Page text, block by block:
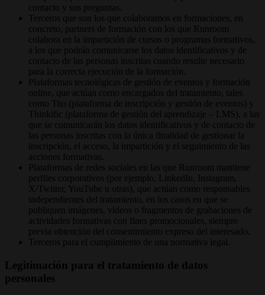
contacto y sus preguntas.
Terceros que son los que colaboramos en formaciones, en
concreto, partners de formación con los que Runroom
colabora en la impartición de cursos o programas formativos,
a los que podrán comunicarse los datos identificativos y de
contacto de las personas inscritas cuando resulte necesario
para la correcta ejecución de la formación.
Plataformas tecnológicas de gestión de eventos y formación
online, que actúan como encargados del tratamiento, tales
como Tito (plataforma de inscripción y gestión de eventos) y
Thinkific (plataforma de gestión del aprendizaje – LMS), a las
que se comunicarán los datos identificativos y de contacto de
las personas inscritas con la única finalidad de gestionar la
inscripción, el acceso, la impartición y el seguimiento de las
acciones formativas.
Plataformas de redes sociales en las que Runroom mantiene
perfiles corporativos (por ejemplo, LinkedIn, Instagram,
X/Twitter, YouTube u otras), que actúan como responsables
independientes del tratamiento, en los casos en que se
publiquen imágenes, vídeos o fragmentos de grabaciones de
actividades formativas con fines promocionales, siempre
previa obtención del consentimiento expreso del interesado.
Terceros para el cumplimiento de una normativa legal.
Legitimación para el tratamiento de datos
personales